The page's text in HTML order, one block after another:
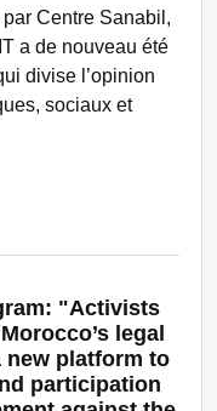
Centre Sanabil,
a de nouveau été
divise l’opinion
sociaux et
"Activists
legal
new platform to
participation